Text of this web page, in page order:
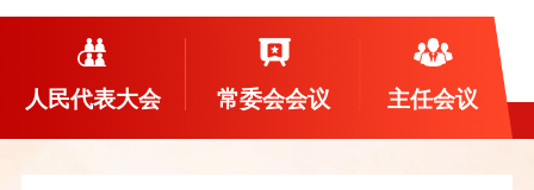
人民代表大会 常委会会议 主任会议